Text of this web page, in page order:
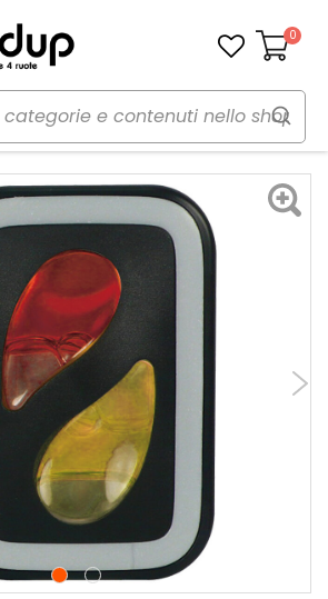
Carrello
0
dell'auto
Profumi
Double Fresh - LAMPA